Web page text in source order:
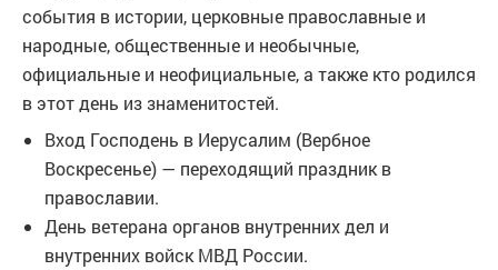
события в истории, церковные православные и
народные, общественные и необычные,
официальные и неофициальные, а также кто родился
в этот день из знаменитостей.
Вход Господень в Иерусалим (Вербное
Воскресенье) — переходящий праздник в
православии.
День ветерана органов внутренних дел и
внутренних войск МВД России.